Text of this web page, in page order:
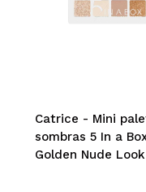
Catrice - Mini
sombras 5 In a
Golden Nude Look